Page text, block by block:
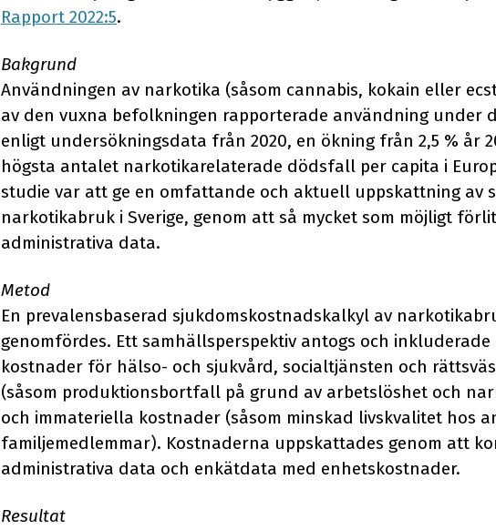
Rapport 2022:5.
Bakgrund
Användningen av narkotika (såsom cannabis, kokain eller
av den vuxna befolkningen rapporterade användning under
enligt undersökningsdata från 2020, en ökning från 2,5 % år
högsta antalet narkotikarelaterade dödsfall per capita i
studie var att ge en omfattande och aktuell uppskattning av
narkotikabruk i Sverige, genom att så mycket som möjligt
administrativa data.
Metod
En prevalensbaserad sjukdomskostnadskalkyl av
genomfördes. Ett samhällsperspektiv antogs och
kostnader för hälso- och sjukvård, socialtjänsten och
(såsom produktionsbortfall på grund av arbetslöshet och
och immateriella kostnader (såsom minskad livskvalitet hos
familjemedlemmar). Kostnaderna uppskattades genom att
administrativa data och enkätdata med enhetskostnader.
Resultat